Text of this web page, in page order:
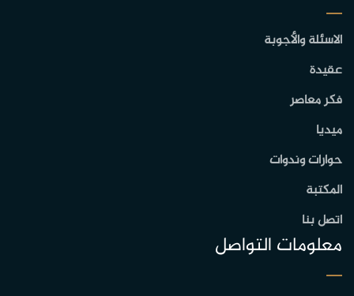
الاسئلة والأجوبة
عقيدة
فكر معاصر
ميديا
حوارات وندوات
المكتبة
اتصل بنا
معلومات التواصل